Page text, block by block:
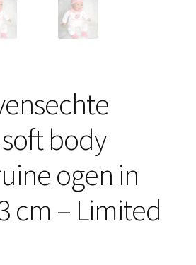
body
ogen in
cm – Limited